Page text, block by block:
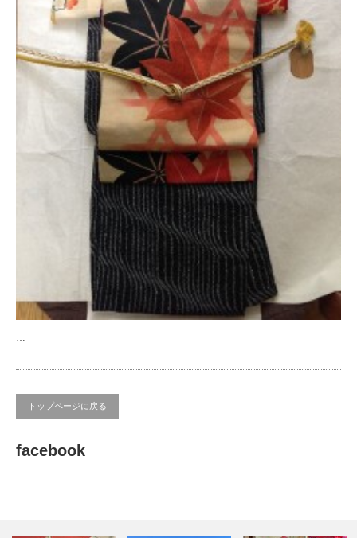
トップページに戻る
facebook